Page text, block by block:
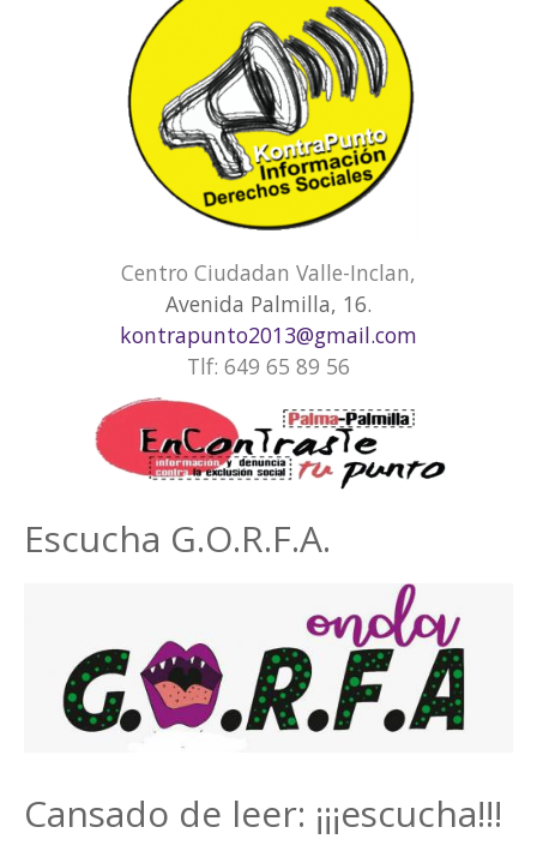
Centro Ciudadan Valle-Inclan,
Avenida Palmilla, 16.
kontrapunto2013@gmail.com
Tlf: 649 65 89 56
Escucha G.O.R.F.A.
Cansado de leer: ¡¡¡escucha!!!